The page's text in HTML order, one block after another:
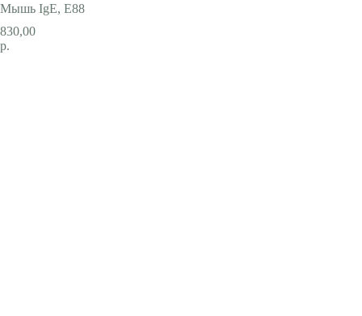
Мышь IgE, E88
830,00
р.